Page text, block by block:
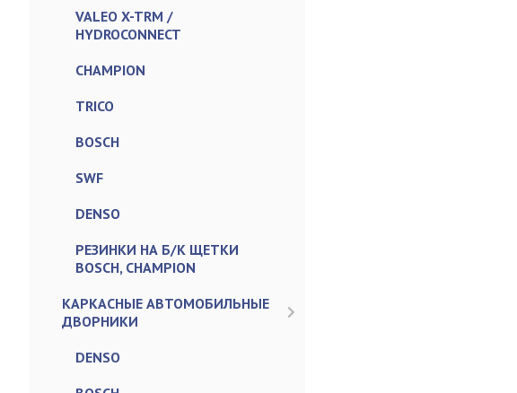
VALEO X-TRM /
HYDROCONNECT
CHAMPION
TRICO
BOSCH
SWF
DENSO
РЕЗИНКИ НА Б/К ЩЕТКИ
BOSCH, CHAMPION
КАРКАСНЫЕ АВТОМОБИЛЬНЫЕ
ДВОРНИКИ
DENSO